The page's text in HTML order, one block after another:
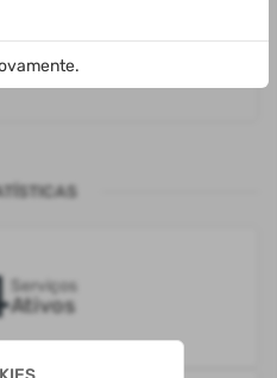
Serviços
Ativos